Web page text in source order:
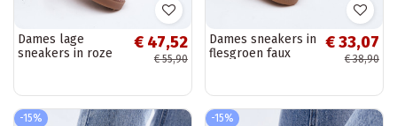
Dames lage
sneakers in roze
€ 47,52
€ 55,90
Dames sneakers in
flesgroen faux
€ 33,07
€ 38,90
-15% -15%